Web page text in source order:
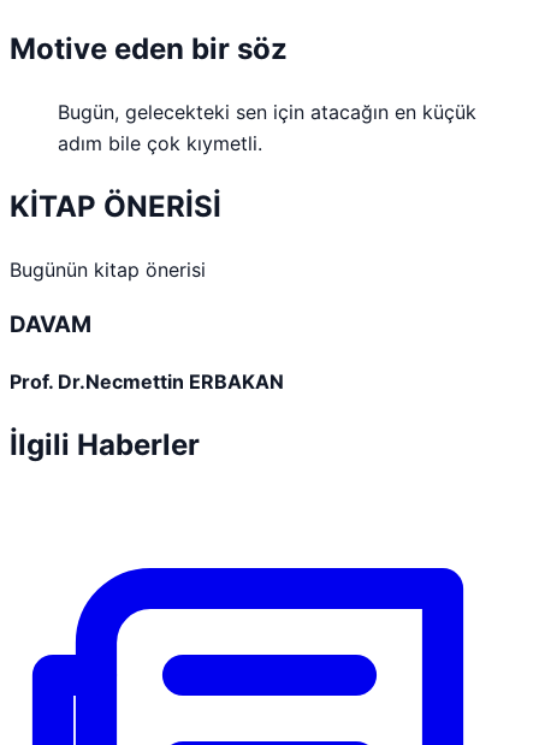
Motive eden bir söz
Bugün, gelecekteki sen için atacağın en küçük
adım bile çok kıymetli.
KİTAP ÖNERİSİ
Bugünün kitap önerisi
DAVAM
Prof. Dr.Necmettin ERBAKAN
İlgili Haberler